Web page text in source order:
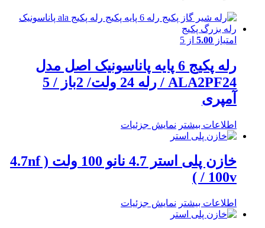
امتیاز 5.00 از 5
رله پکیج 6 پایه پاناسونیک اصل مدل
ALA2PF24 / رله 24 ولت/ 2باز / 5
آمپری
اطلاعات بیشتر نمایش جزئیات
خازن پلی استر 4.7 نانو 100 ولت ( 4.7nf
/ 100v )
اطلاعات بیشتر نمایش جزئیات